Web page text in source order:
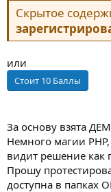
Скрытое
или
За основу взята
Немного магии
видит решение как
Прошу
доступна в папках